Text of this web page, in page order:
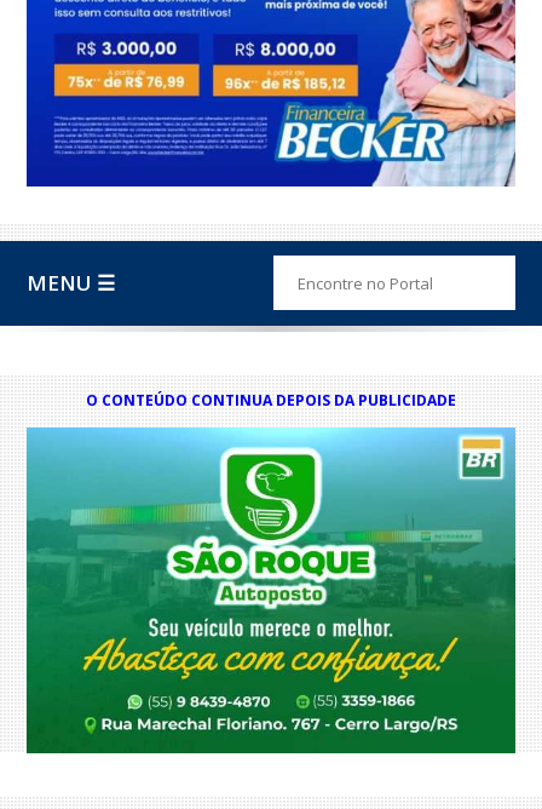
MENU ☰
O CONTEÚDO CONTINUA DEPOIS DA PUBLICIDADE